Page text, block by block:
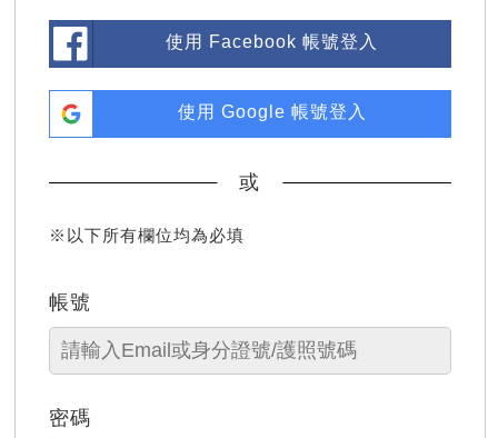
使用 Facebook 帳號登入
使用 Google 帳號登入
或
※以下所有欄位均為必填
帳號
密碼